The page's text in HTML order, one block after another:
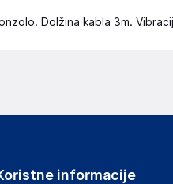
Dolžina kabla 3m.
informacije